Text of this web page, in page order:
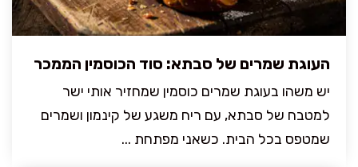
העוגת שמרים של סבתא: סוד הכוסמין הממכר
יש משהו בעוגת שמרים כוסמין שמחזיר אותי ישר
למטבח של סבתא, עם ריח משגע של קינמון ושמרים
שמטפס בכל הבית. כשאני מפתחת ...